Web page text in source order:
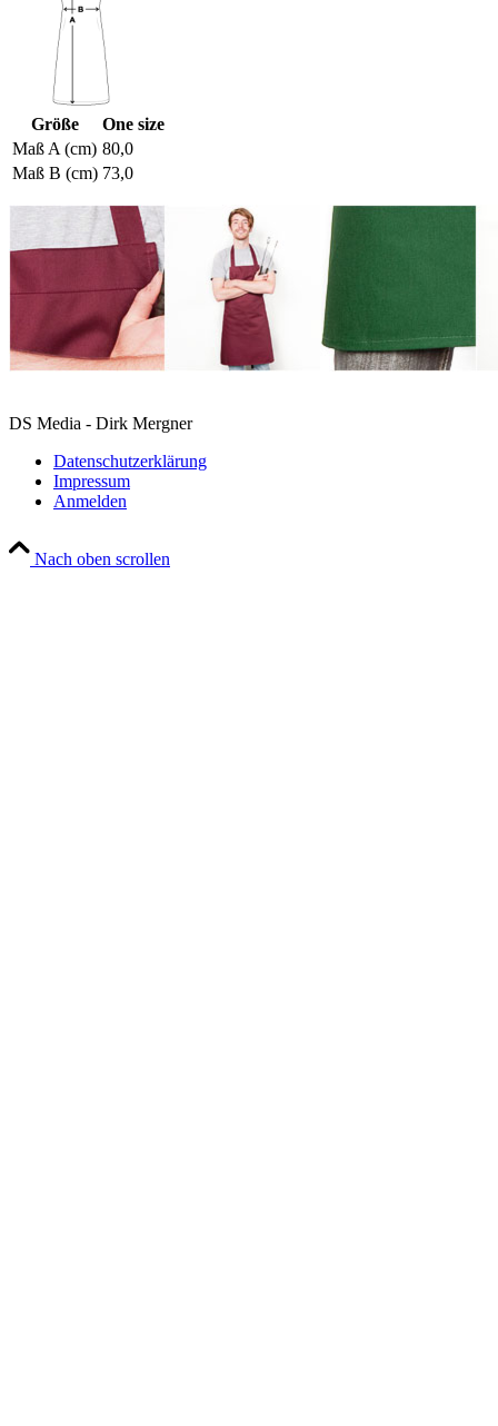
Größe
One size
Maß A (cm) 80,0
Maß B (cm) 73,0
DS Media - Dirk Mergner
Datenschutzerklärung
Impressum
Anmelden
Nach oben scrollen